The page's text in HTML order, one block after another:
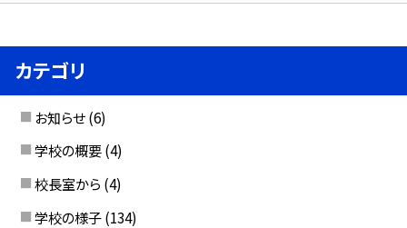
カテゴリ
お知らせ (6)
学校の概要 (4)
校長室から (4)
学校の様子 (134)